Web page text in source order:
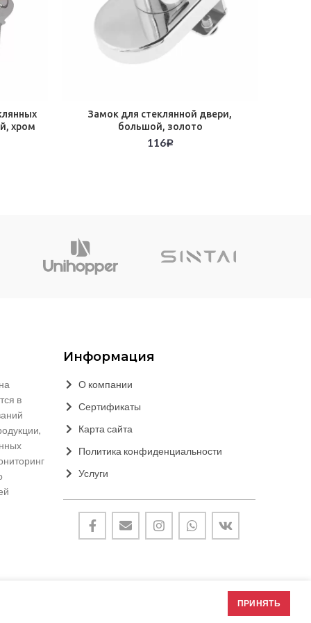
хром
Замок для стеклянной двери,
большой, золото
116Р
в
Информация
О компании
Сертификаты
Карта сайта
Политика конфиденциальности
Услуги
ПРИНЯТЬ